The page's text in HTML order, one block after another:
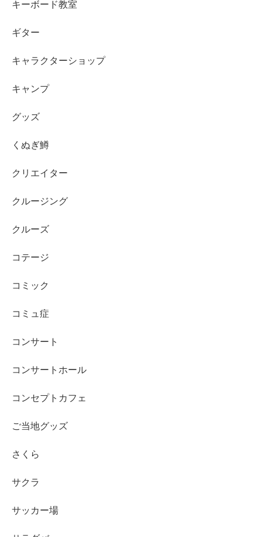
キーボード教室
ギター
キャラクターショップ
キャンプ
グッズ
くぬぎ鱒
クリエイター
クルージング
クルーズ
コテージ
コミック
コミュ症
コンサート
コンサートホール
コンセプトカフェ
ご当地グッズ
さくら
サクラ
サッカー場